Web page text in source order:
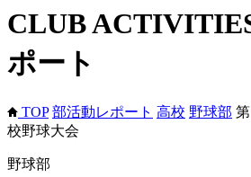
CLUB
ポート
TOP 部活動レポート 高校 野球部
校野球大会
野球部